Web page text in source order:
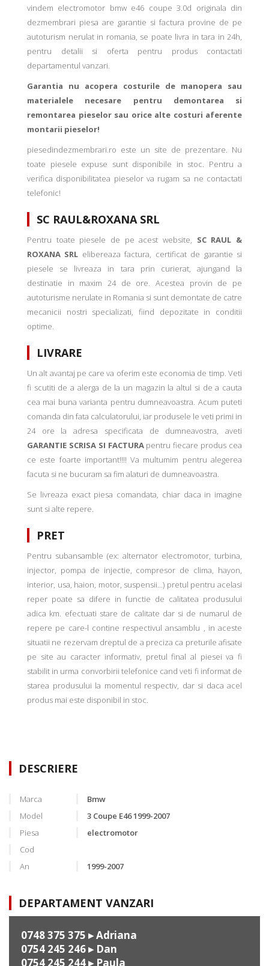
vindem electromotor bmw e46 coupe 3.0d originala din
dezmembrari piesa are garantie si factura provine de pe
autoturism nerulat in romania, se poate livra in tara in 24h,
pentru detalii si oferta pentru produs contactati
departamentul vanzari.
Garantia nu acopera costurile de manopera sau
materialele necesare pentru demontarea si
remontarea pieselor sau orice alte costuri aferente
montarii pieselor!
piesedindezmembrari.ro este un site de prezentare. Nu
toate piesele expuse sunt disponibile in stoc. Pentru a
verifica disponibilitatea pieselor va rugam sa ne contactati
telefonic!
SC RAUL&ROXANA SRL
Pentru toate piesele de pe acest website, SC RAUL &
ROXANA SRL elibereaza factura, certificat de garantie si
piesele se livreaza in tara prin curierat, ajungand la
destinatie in maxim 24 de ore. Acestea provin de pe
autoturisme nerulate in Romania si sunt demontate de catre
mecanicii nostri specializati, fiind depozitate in conditii
optime.
LIVRARE
Un alt avantaj pe care va oferim este economia de timp. Veti
fi scutiti de a alerga de la un magazin la altul si de a cauta
cea mai buna varianta pentru dumneavoastra. Acum puteti
comanda din fata calculatorului, iar produsele le veti primi in
24 ore la adresa specificata de dumneavostra, aveti
GARANTIE SCRISA SI FACTURApentru fiecare produs cea
ce este foarte important!!!! Va multumim pentru alegerea
facuta si ne bucuram sa fim alaturi de dumneavoastra.
Se livreaza exact piesa comandata, chiar daca in imagine
sunt si alte repere.
PRET
Pentru subansamble (ex: alternator electromotor, turbina,
injector, pompa de injectie, compresor de clima, hayon,
interior, usa, haion, motor, suspensii...) pretul pentru acelasi
reper poate sa difere in functie de calitatea produsului
adica km. efectuati stare de calitate dar si de numarul de
repere pe care-l contine respectivul ansamblu , in aceste
situatii ne rezervam dreptul de a preciza ca preturile afisate
pe site au caracter informativ, pretul final al piesei va fi
stabilit in urma convorbirii telefonice cand veti fi informat de
starea produsului la momentul respectiv, dar si daca acel
produs mai este disponibil in stoc.
DESCRIERE
Marca
Bmw
Model
3 Coupe E46 1999-2007
Piesa
electromotor
Cod
An
1999-2007
DEPARTAMENT VANZARI
0748 375 375 ▸ Adriana
0754 245 246▸ Dan
0754 245 244▸ Paula